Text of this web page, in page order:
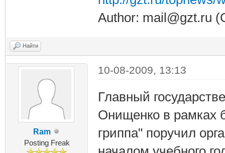
Author: mail@gzt.ru
Найти
Ram
Posting Freak
10-08-2009, 13:13
Главный
Онищенко в рамках
гриппа" поручил